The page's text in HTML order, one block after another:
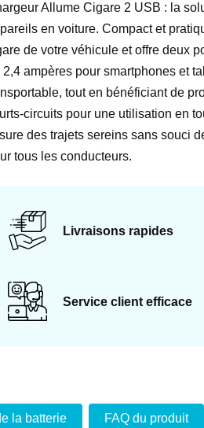
Allume Cigare 2 USB : la
en voiture. Compact et
de votre véhicule et offre deux
2,4 ampères pour smartphones et
tout en bénéficiant de
circuits pour une utilisation en
des trajets sereins sans souci
tous les conducteurs.
Livraisons rapides
Service client efficace
la batterie FAQ du produit